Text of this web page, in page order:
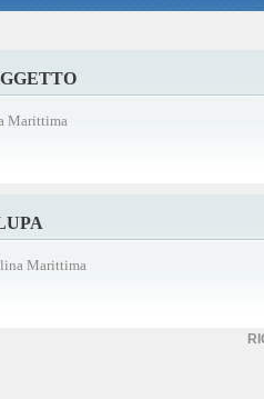
Marittima
Marittima